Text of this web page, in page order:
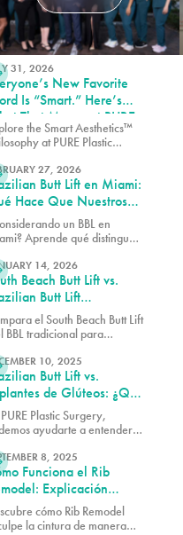
31, 2026
New Favorite
Is “Smart.” Here’s
That Means at PURE
Surgery
the Smart Aesthetics™
at PURE Plastic
plans are designed
your goals, anatomy,
lifestyle.
27, 2026
Butt Lift en Miami:
Hace Que Nuestros
Destaquen (y
Elegir al Cirujano
un BBL en
Aprende qué distingue
elegir al cirujano
y qué esperar de tu
14, 2026
Beach Butt Lift vs.
Butt Lift
¿En Qué Se
los Resultados?
el South Beach Butt Lift
BBL tradicional para
procedimiento en cuanto a
la recuperación, el
de volumen y los
generales.
10, 2025
Butt Lift vs.
de Glúteos: ¿Qué
Es Adecuado
Ti?
Plastic Surgery,
ayudarte a entender
para que puedas
una decisión informada
cuál cirugía es la
para ti.
8, 2025
Funciona el Rib
Explicación
de Seguridad y
cómo Rib Remodel
la cintura de manera